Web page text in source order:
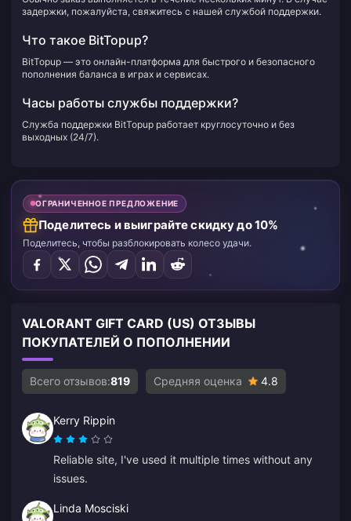
задержки, пожалуйста, свяжитесь с нашей службой поддержки.
Что такое BitTopup?
BitTopup — это онлайн-платформа для быстрого и безопасного
пополнения баланса в играх и сервисах.
Часы работы службы поддержки?
Служба поддержки BitTopup работает круглосуточно и без
выходных (24/7).
ОГРАНИЧЕННОЕ ПРЕДЛОЖЕНИЕ
Поделитесь и выиграйте скидку до 10%
Поделитесь, чтобы разблокировать колесо удачи.
VALORANT GIFT CARD (US) ОТЗЫВЫ
ПОКУПАТЕЛЕЙ О ПОПОЛНЕНИИ
Всего отзывов:819 Средняя оценка 4.8
Kerry Rippin
Reliable site, I've used it multiple times without any
issues.
Linda Mosciski